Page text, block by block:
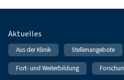
Fußnavigation
Aktuelles
Aus der Klinik Stellenangebote
Fort- und Weiterbildung